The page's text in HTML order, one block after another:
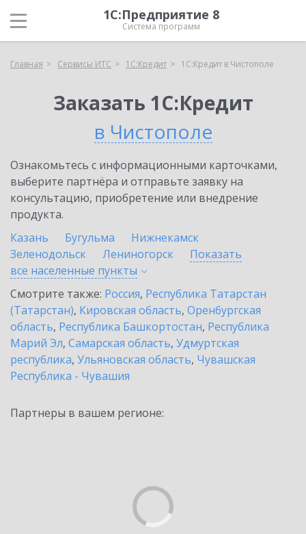
1С:Предприятие 8
Система программ
Главная Сервисы ИТС 1С:Кредит 1С:Кредит в Чистополе
Заказать 1С:Кредит
в Чистополе
Ознакомьтесь с информационными карточками,
выберите партнёра и отправьте заявку на
консультацию, приобретение или внедрение
продукта.
Казань
Бугульма
Нижнекамск
Зеленодольск
Лениногорск
Показать
все населенные пункты
Смотрите также: Россия, Республика Татарстан
(Татарстан), Кировская область, Оренбургская
область, Республика Башкортостан, Республика
Марий Эл, Самарская область, Удмуртская
республика, Ульяновская область, Чувашская
Республика - Чувашия
Партнеры в вашем регионе: